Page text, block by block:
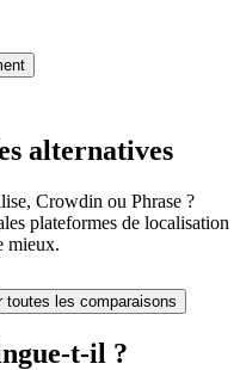
alternatives
Crowdin ou Phrase ?
plateformes de localisation
mieux.
toutes les comparaisons
t-il ?